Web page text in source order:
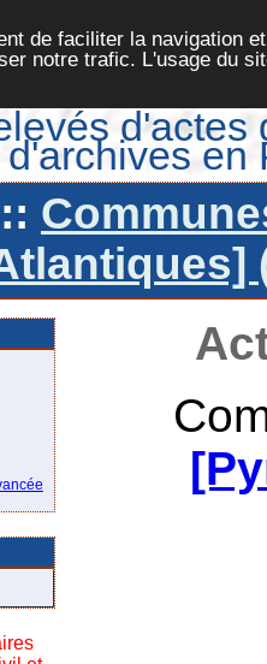
de faciliter la navigation
notre trafic. L'usage du
d'actes
en